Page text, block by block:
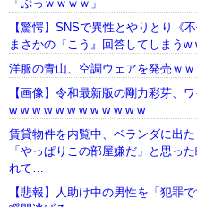
「ぷっｗｗｗｗ」
【驚愕】SNSで異性とやりとり《
まさかの『こう』回答してしまうw
洋服の青山、空調ウェアを発売ｗｗ
【画像】令和最新版の剛力彩芽、
w w w w w w w w w w w w
賃貸物件を内覧中、ベランダに出
「やっぱりこの部屋嫌だ」と思っ
れて…
【悲報】人助け中の男性を「犯罪